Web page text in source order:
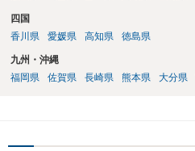
四国
香川県
愛媛県 高知県 徳島県
九州・沖縄
福岡県
佐賀県 長崎県 熊本県 大分県